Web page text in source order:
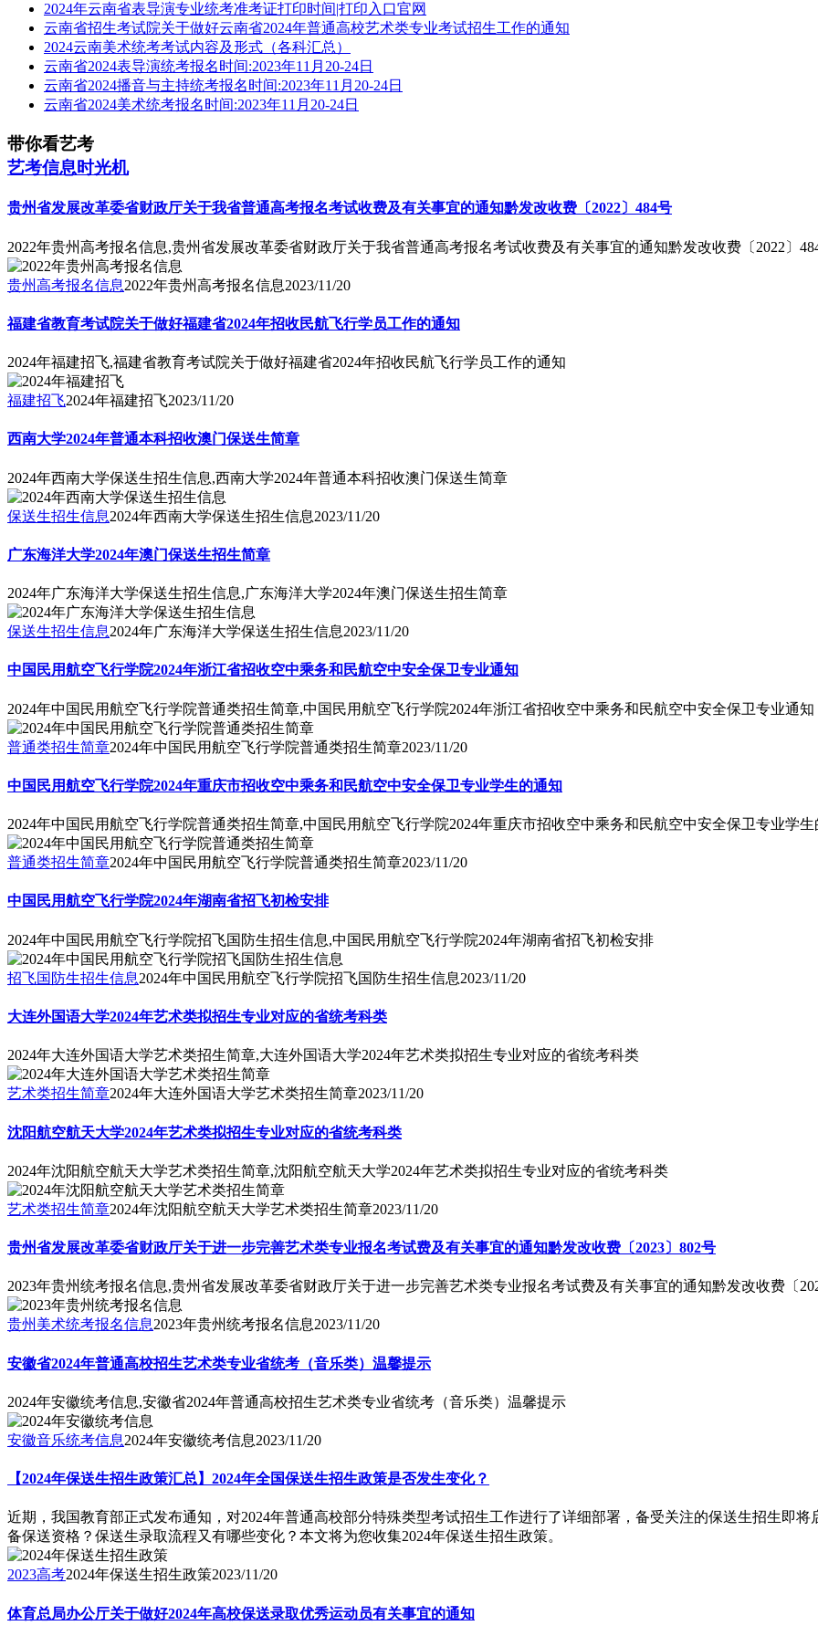
2024年云南省表导演专业统考准考证打印时间|打印入口官网
云南省招生考试院关于做好云南省2024年普通高校艺术类专业考试招生工作的通知
2024云南美术统考考试内容及形式（各科汇总）
云南省2024表导演统考报名时间:2023年11月20-24日
云南省2024播音与主持统考报名时间:2023年11月20-24日
云南省2024美术统考报名时间:2023年11月20-24日
带你看艺考
艺考信息时光机
贵州省发展改革委省财政厅关于我省普通高考报名考试收费及有关事宜的通知黔发改收费〔2022〕484号
2022年贵州高考报名信息,贵州省发展改革委省财政厅关于我省普通高考报名考试收费及有关事宜的通知黔发改收费〔2022〕
贵州高考报名信息2022年贵州高考报名信息2023/11/20
福建省教育考试院关于做好福建省2024年招收民航飞行学员工作的通知
2024年福建招飞,福建省教育考试院关于做好福建省2024年招收民航飞行学员工作的通知
福建招飞2024年福建招飞2023/11/20
西南大学2024年普通本科招收澳门保送生简章
2024年西南大学保送生招生信息,西南大学2024年普通本科招收澳门保送生简章
保送生招生信息2024年西南大学保送生招生信息2023/11/20
广东海洋大学2024年澳门保送生招生简章
2024年广东海洋大学保送生招生信息,广东海洋大学2024年澳门保送生招生简章
保送生招生信息2024年广东海洋大学保送生招生信息2023/11/20
中国民用航空飞行学院2024年浙江省招收空中乘务和民航空中安全保卫专业通知
2024年中国民用航空飞行学院普通类招生简章,中国民用航空飞行学院2024年浙江省招收空中乘务和民航空中安全保卫专业通知
普通类招生简章2024年中国民用航空飞行学院普通类招生简章2023/11/20
中国民用航空飞行学院2024年重庆市招收空中乘务和民航空中安全保卫专业学生的通知
2024年中国民用航空飞行学院普通类招生简章,中国民用航空飞行学院2024年重庆市招收空中乘务和民航空中安全保卫专业学
普通类招生简章2024年中国民用航空飞行学院普通类招生简章2023/11/20
中国民用航空飞行学院2024年湖南省招飞初检安排
2024年中国民用航空飞行学院招飞国防生招生信息,中国民用航空飞行学院2024年湖南省招飞初检安排
招飞国防生招生信息2024年中国民用航空飞行学院招飞国防生招生信息2023/11/20
大连外国语大学2024年艺术类拟招生专业对应的省统考科类
2024年大连外国语大学艺术类招生简章,大连外国语大学2024年艺术类拟招生专业对应的省统考科类
艺术类招生简章2024年大连外国语大学艺术类招生简章2023/11/20
沈阳航空航天大学2024年艺术类拟招生专业对应的省统考科类
2024年沈阳航空航天大学艺术类招生简章,沈阳航空航天大学2024年艺术类拟招生专业对应的省统考科类
艺术类招生简章2024年沈阳航空航天大学艺术类招生简章2023/11/20
贵州省发展改革委省财政厅关于进一步完善艺术类专业报名考试费及有关事宜的通知黔发改收费〔2023〕802号
2023年贵州统考报名信息,贵州省发展改革委省财政厅关于进一步完善艺术类专业报名考试费及有关事宜的通知黔发改收费〔
贵州美术统考报名信息2023年贵州统考报名信息2023/11/20
安徽省2024年普通高校招生艺术类专业省统考（音乐类）温馨提示
2024年安徽统考信息,安徽省2024年普通高校招生艺术类专业省统考（音乐类）温馨提示
安徽音乐统考信息2024年安徽统考信息2023/11/20
【2024年保送生招生政策汇总】2024年全国保送生招生政策是否发生变化？
近期，我国教育部正式发布通知，对2024年普通高校部分特殊类型考试招生工作进行了详细部署，备受关注的保送生招生即
备保送资格？保送生录取流程又有哪些变化？本文将为您收集2024年保送生招生政策。
2023高考2024年保送生招生政策2023/11/20
体育总局办公厅关于做好2024年高校保送录取优秀运动员有关事宜的通知